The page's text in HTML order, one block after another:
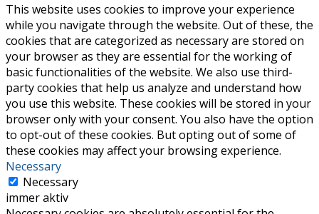
This website uses cookies to improve your experience
while you navigate through the website. Out of these, the
cookies that are categorized as necessary are stored on
your browser as they are essential for the working of
basic functionalities of the website. We also use third-
party cookies that help us analyze and understand how
you use this website. These cookies will be stored in your
browser only with your consent. You also have the option
to opt-out of these cookies. But opting out of some of
these cookies may affect your browsing experience.
Necessary
Necessary
immer aktiv